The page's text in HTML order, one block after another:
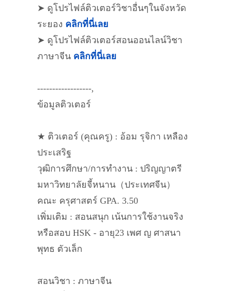
➤ ดูโปรไฟล์ติวเตอร์วิชาอื่นๆในจังหวัด
ระยอง คลิกที่นี่เลย
➤ ดูโปรไฟล์ติวเตอร์สอนออนไลน์วิชา
ภาษาจีน คลิกที่นี่เลย
------------------,
ข้อมูลติวเตอร์
★ ติวเตอร์ (คุณครู) : อ้อม รุจิกา เหลือง
ประเสริฐ
วุฒิการศึกษา/การทำงาน : ปริญญาตรี
มหาวิทยาลัยจี้หนาน（ประเทศจีน）
คณะ ครุศาสตร์ GPA. 3.50
เพิ่มเติม : สอนสนุก เน้นการใช้งานจริง
หรือสอบ HSK - อายุ23 เพศ ญ ศาสนา
พุทธ ตัวเล็ก
สอนวิชา : ภาษาจีน